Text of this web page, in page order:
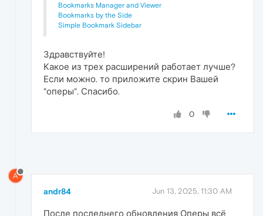
Bookmarks Manager and Viewer
Bookmarks by the Side
Simple Bookmark Sidebar
Здравствуйте!
Какое из трех расширений работает лучше?
Если можно. то приложите скрин Вашей
"оперы". Спасибо.
0
A
andr84 Jun 13, 2025, 11:30 AM
После последнего обновления Оперы всё